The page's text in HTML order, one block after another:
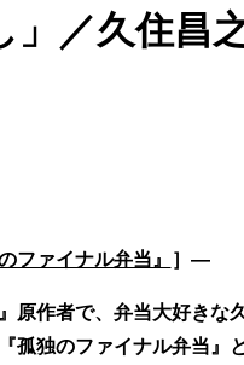
」／久住昌
ファイナル弁当』 ］―
原作者で、弁当大好き
孤独のファイナル弁当』